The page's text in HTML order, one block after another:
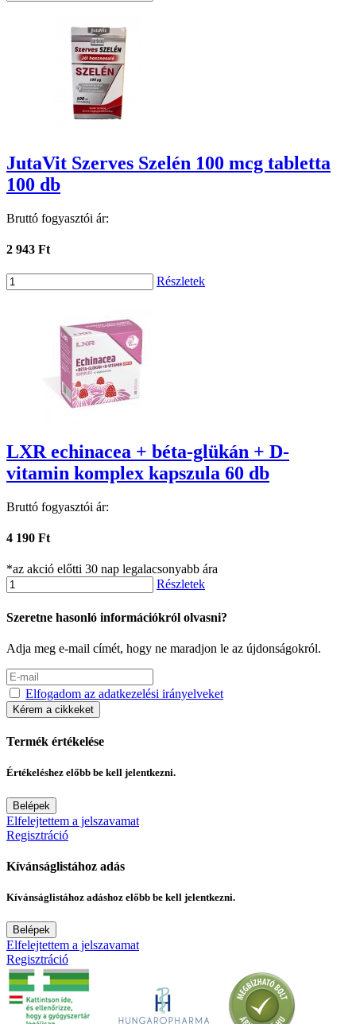
JutaVit Szerves Szelén 100 mcg tabletta
100 db
Bruttó fogyasztói ár:
2 943 Ft
Részletek
LXR echinacea + béta-glükán + D-
vitamin komplex kapszula 60 db
Bruttó fogyasztói ár:
4 190 Ft
*az akció előtti 30 nap legalacsonyabb ára
Részletek
Szeretne hasonló információkról olvasni?
Adja meg e-mail címét, hogy ne maradjon le az újdonságokról.
Elfogadom az adatkezelési irányelveket
Kérem a cikkeket
Termék értékelése
Értékeléshez előbb be kell jelentkezni.
Belépek
Elfelejtettem a jelszavamat
Regisztráció
Kívánságlistához adás
Kívánságlistához adáshoz előbb be kell jelentkezni.
Belépek
Elfelejtettem a jelszavamat
Regisztráció